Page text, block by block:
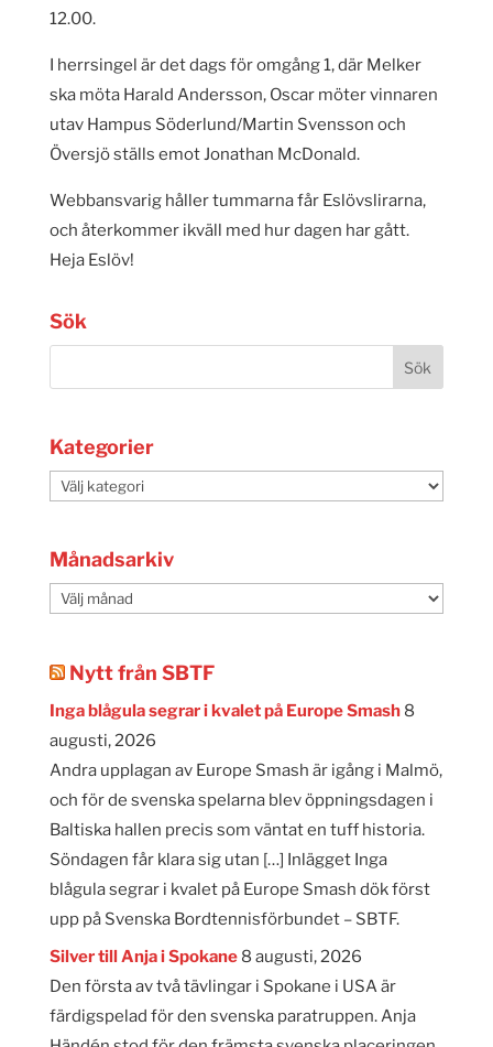
12.00.
I herrsingel är det dags för omgång 1, där Melker
ska möta Harald Andersson, Oscar möter vinnaren
utav Hampus Söderlund/Martin Svensson och
Översjö ställs emot Jonathan McDonald.
Webbansvarig håller tummarna får Eslövslirarna,
och återkommer ikväll med hur dagen har gått.
Heja Eslöv!
Sök
Kategorier
Kategorier
Månadsarkiv
Månadsarkiv
Nytt från SBTF
Inga blågula segrar i kvalet på Europe Smash 8
augusti, 2026
Andra upplagan av Europe Smash är igång i Malmö,
och för de svenska spelarna blev öppningsdagen i
Baltiska hallen precis som väntat en tuff historia.
Söndagen får klara sig utan […] Inlägget Inga
blågula segrar i kvalet på Europe Smash dök först
upp på Svenska Bordtennisförbundet – SBTF.
Silver till Anja i Spokane 8 augusti, 2026
Den första av två tävlingar i Spokane i USA är
färdigspelad för den svenska paratruppen. Anja